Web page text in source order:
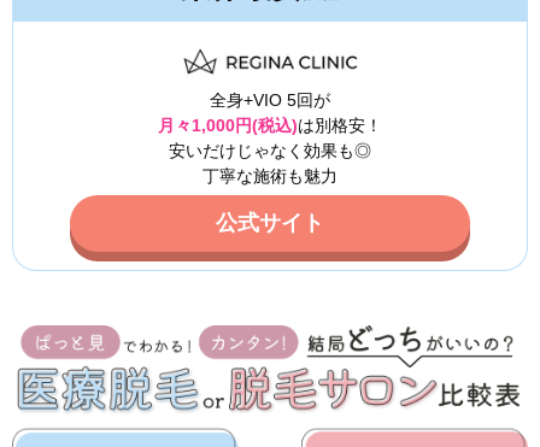
全身+VIO 5回が
月々1,000円(税込)は別格安！
安いだけじゃなく効果も◎
丁寧な施術も魅力
公式サイト